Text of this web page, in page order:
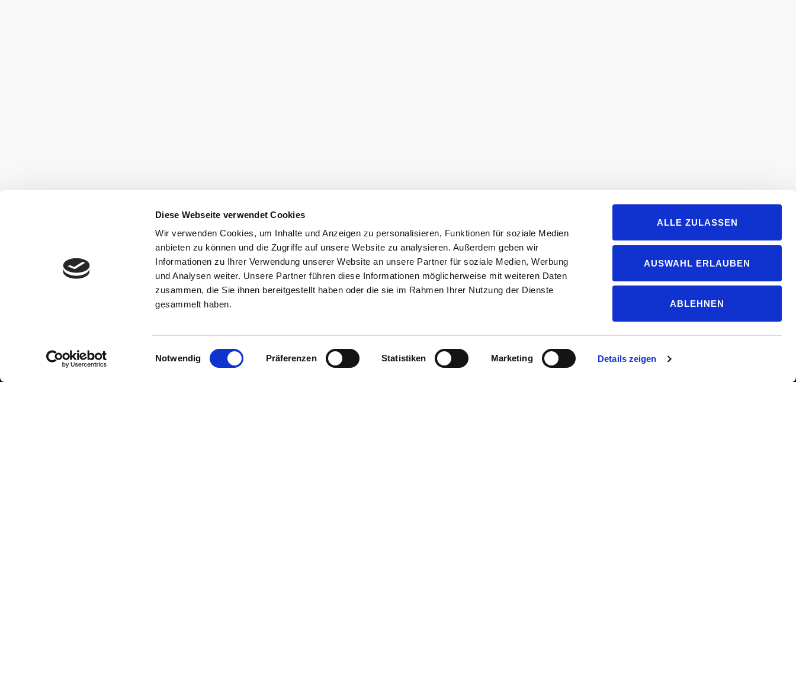
Diese Webseite verwendet Cookies
Wir verwenden Cookies, um Inhalte und Anzeigen zu personalisieren, Funktionen für soziale Medien
anbieten zu können und die Zugriffe auf unsere Website zu analysieren. Außerdem geben wir
Informationen zu Ihrer Verwendung unserer Website an unsere Partner für soziale Medien, Werbung
und Analysen weiter. Unsere Partner führen diese Informationen möglicherweise mit weiteren Daten
zusammen, die Sie ihnen bereitgestellt haben oder die sie im Rahmen Ihrer Nutzung der Dienste
gesammelt haben.
Einwilligungsauswahl
Notwendig Präferenzen Statistiken Marketing Details zeigen
ALLE ZULASSEN
AUSWAHL ERLAUBEN
ABLEHNEN